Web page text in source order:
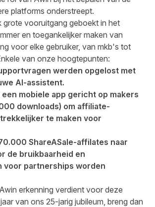
platforms onderstreept.
grote vooruitgang geboekt in het
en toegankelijker maken van
voor elke gebruiker, van mkb's tot
van onze hoogtepunten:
werden opgelost met
AI-assistent.
mobiele app gericht op makers
downloads) om affiliate-
te maken voor
ShareASale-affilates naar
de bruikbaarheid en
voor partnerships worden
erkenning verdient voor deze
van ons 25-jarig jubileum, breng dan